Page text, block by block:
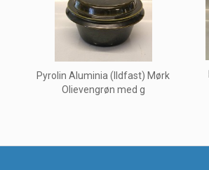
Pyrolin Aluminia (Ildfast) Mørk
Olievengrøn med g